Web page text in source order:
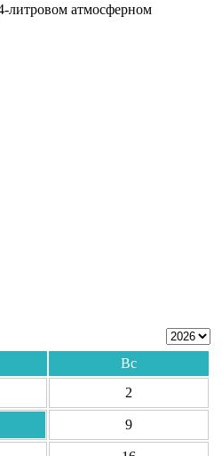
литровом атмосферном
Вс
2
9